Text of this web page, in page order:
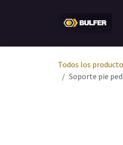
Todos los
Soporte pie